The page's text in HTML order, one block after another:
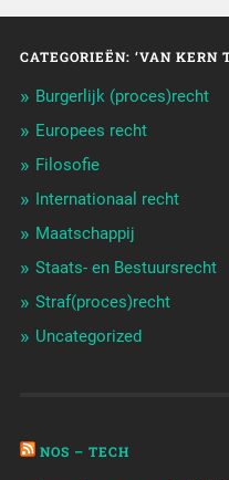
CATEGORIEËN: ‘VAN KERN
Burgerlijk (proces)recht
Europees recht
Filosofie
Internationaal recht
Maatschappij
Staats- en Bestuursrecht
Straf(proces)recht
Uncategorized
NOS – TECH